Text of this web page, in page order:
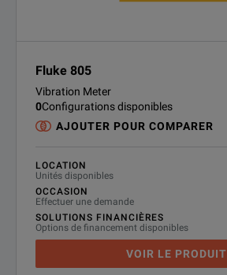
Fluke 805
Vibration Meter
0Configurations disponibles
AJOUTER POUR COMPARER
LOCATION
Unités disponibles
OCCASION
Effectuer une demande
SOLUTIONS FINANCIÈRES
Options de financement disponibles
VOIR LE PRODUIT